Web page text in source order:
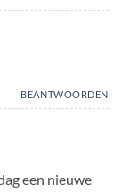
BEANTWOORDEN
een nieuwe